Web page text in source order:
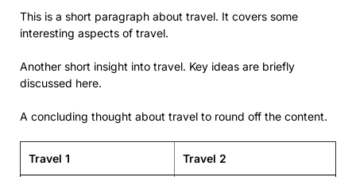
This is a short paragraph about travel. It covers some
interesting aspects of travel.
Another short insight into travel. Key ideas are briefly
discussed here.
A concluding thought about travel to round off the content.
Travel 1 Travel 2